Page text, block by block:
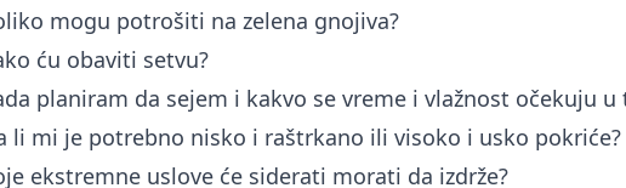
mogu potrošiti na zelena gnojiva?
ću obaviti setvu?
planiram da sejem i kakvo se vreme i vlažnost očekuju u
li mi je potrebno nisko i raštrkanо ili visoko i usko pokriće?
ekstremne uslove će siderati morati da izdrže?